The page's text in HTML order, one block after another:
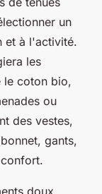
un
et à l'activité.
les
le coton bio,
ou
des vestes,
gants,
doux